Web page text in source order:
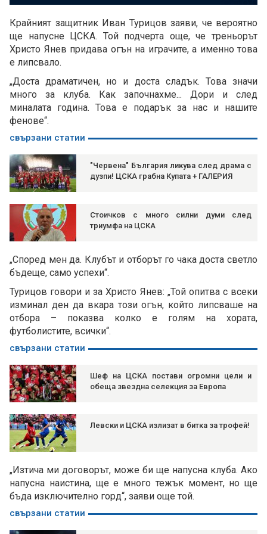
Крайният защитник Иван Турицов заяви, че вероятно
ще напусне ЦСКА. Той подчерта още, че треньорът
Христо Янев придава огън на играчите, а именно това
е липсвало.
„Доста драматичен, но и доста сладък. Това значи
много за клуба. Как започнахме... Дори и след
миналата година. Това е подарък за нас и нашите
фенове“.
свързани статии
"Червена" България ликува след драма с
дузпи! ЦСКА грабна Купата + ГАЛЕРИЯ
Стоичков с много силни думи след
триумфа на ЦСКА
„Според мен да. Клубът и отборът го чака доста светло
бъдеще, само успехи“.
Турицов говори и за Христо Янев: „Той опитва с всеки
изминал ден да вкара този огън, който липсваше на
отбора – показва колко е голям на хората,
футболистите, всички“.
свързани статии
Шеф на ЦСКА постави огромни цели и
обеща звездна селекция за Европа
Левски и ЦСКА излизат в битка за трофей!
„Изтича ми договорът, може би ще напусна клуба. Ако
напусна наистина, ще е много тежък момент, но ще
бъда изключително горд“, заяви още той.
свързани статии